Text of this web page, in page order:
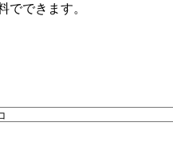
できます。